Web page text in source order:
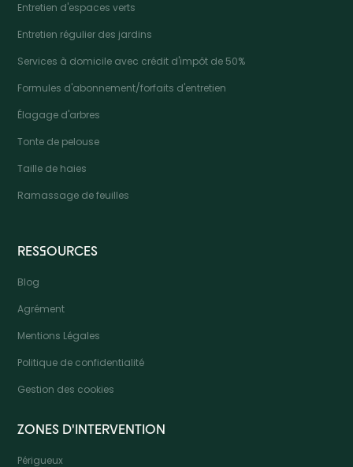
Entretien d'espaces verts
Entretien régulier des jardins
Services à domicile avec crédit d'impôt de 50%
Formules d'abonnement/forfaits d'entretien
Élagage d'arbres
Tonte de pelouse
Taille de haies
Ramassage de feuilles
RESSOURCES
Blog
Agrément
Mentions Légales
Politique de confidentialité
Gestion des cookies
ZONES D'INTERVENTION
Périgueux